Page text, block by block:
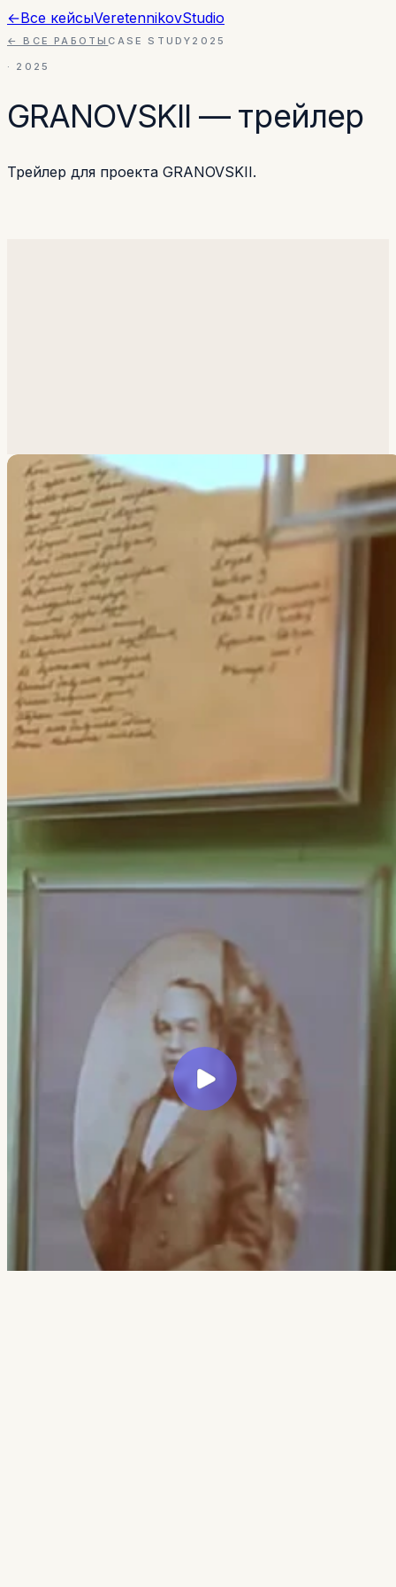
←Все кейсыVeretennikovStudio
← ВСЕ РАБОТЫ CASE STUDY 2025
· 2025
GRANOVSKII — трейлер
Трейлер для проекта GRANOVSKII.
Похожая задача? Обсудим.
Анатолий ответит лично.
Написать→Все работы
← Все кейсыVeretennikov Studio